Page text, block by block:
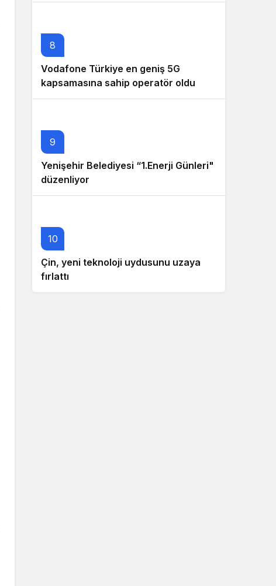
8
Vodafone Türkiye en geniş 5G
kapsamasına sahip operatör oldu
9
Yenişehir Belediyesi “1.Enerji Günleri"
düzenliyor
10
Çin, yeni teknoloji uydusunu uzaya
fırlattı